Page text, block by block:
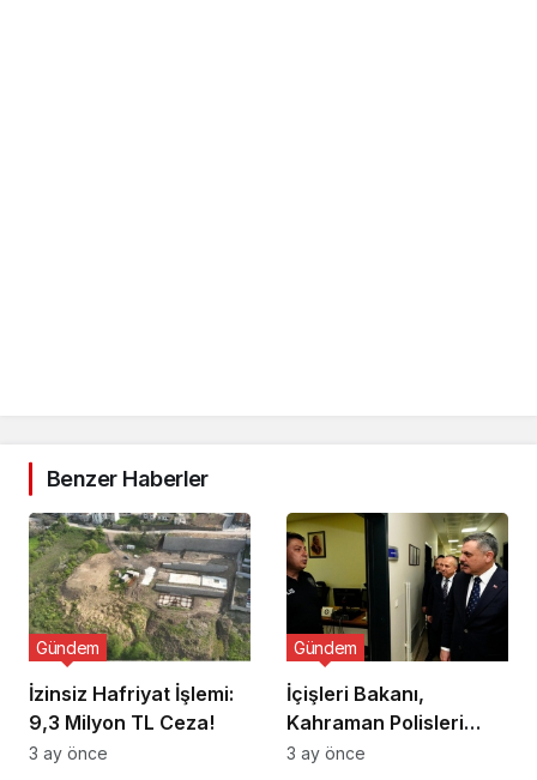
Benzer Haberler
İzinsiz Hafriyat İşlemi:
9,3 Milyon TL Ceza!
Gündem
3 ay önce
İçişleri Bakanı,
Kahraman Polisleri
Ziyaret Etti
Gündem
3 ay önce